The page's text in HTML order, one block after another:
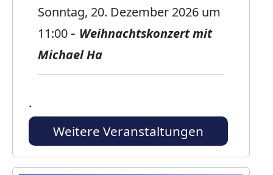
Sonntag, 20. Dezember 2026 um
11:00 - Weihnachtskonzert mit
Michael Ha
.
Weitere Veranstaltungen